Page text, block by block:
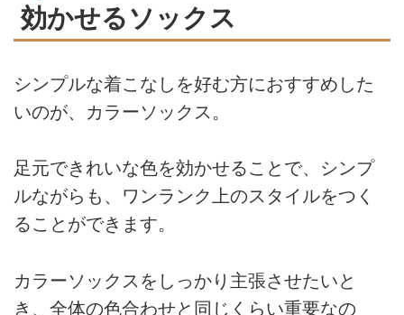
効かせるソックス
シンプルな着こなしを好む方におすすめした
いのが、カラーソックス。
足元できれいな色を効かせることで、シンプ
ルながらも、ワンランク上のスタイルをつく
ることができます。
カラーソックスをしっかり主張させたいと
き、全体の色合わせと同じくらい重要なの